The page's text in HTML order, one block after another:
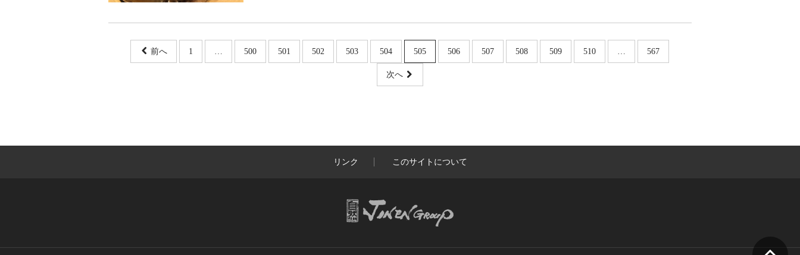
前へ 1 … 500 501 502 503 504 505 506 507 508 509 510 … 567
次へ
リンク このサイトについて